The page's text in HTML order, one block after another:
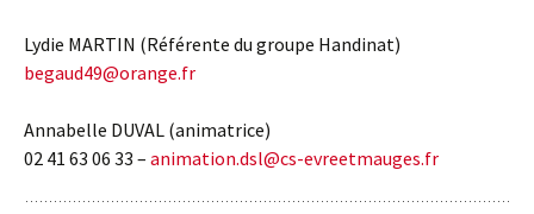
Lydie MARTIN (Référente du groupe Handinat)
begaud49@orange.fr
Annabelle DUVAL (animatrice)
02 41 63 06 33 – animation.dsl@cs-evreetmauges.fr